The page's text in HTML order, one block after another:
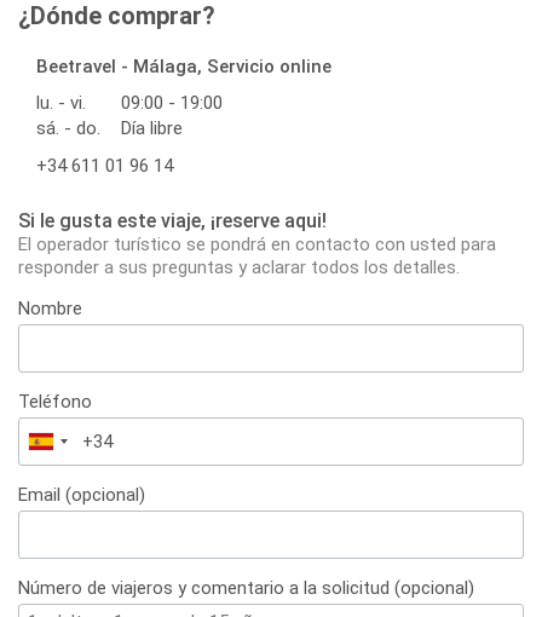
¿Dónde comprar?
Beetravel - Málaga, Servicio online
lu. - vi.
09:00 - 19:00
sá. - do.
Día libre
+34 611 01 96 14
Si le gusta este viaje, ¡reserve aqui!
El operador turístico se pondrá en contacto con usted para
responder a sus preguntas y aclarar todos los detalles.
Nombre
Teléfono
España
+34
Email (opcional)
Número de viajeros y comentario a la solicitud (opcional)